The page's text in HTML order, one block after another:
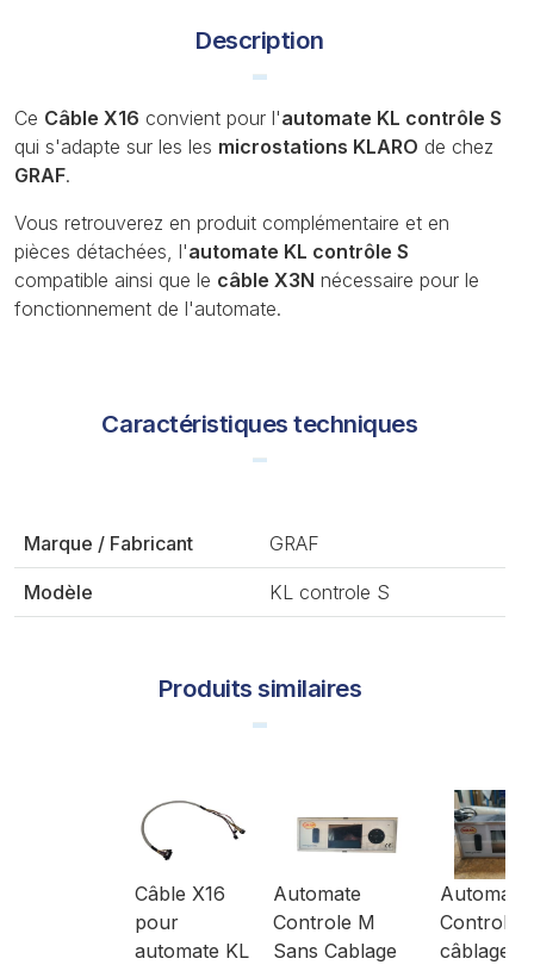
Description
Ce Câble X16 convient pour l'automate KL contrôle S
qui s'adapte sur les les microstations KLARO de chez
GRAF.
Vous retrouverez en produit complémentaire et en
pièces détachées, l'automate KL contrôle S
compatible ainsi que le câble X3N nécessaire pour le
fonctionnement de l'automate.
Caractéristiques techniques
Marque / Fabricant GRAF
Modèle KL controle S
Produits similaires
Câble X16
pour
automate KL
Automate
Controle M
Sans Cablage
Automate
Controle
câblage